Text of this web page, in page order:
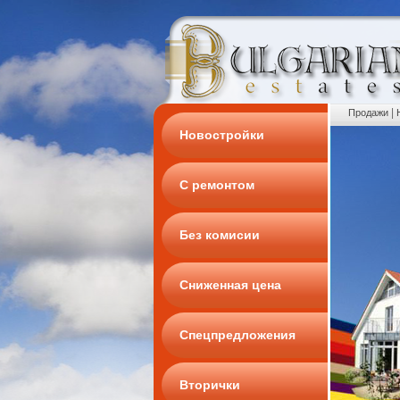
Новостройки
С ремонтом
Без комисии
Сниженная цена
Спецпредложения
Вторички
Продажи